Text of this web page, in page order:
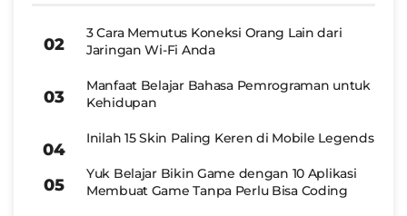
3 Cara Memutus Koneksi Orang Lain dari
Jaringan Wi-Fi Anda
Manfaat Belajar Bahasa Pemrograman untuk
Kehidupan
Inilah 15 Skin Paling Keren di Mobile Legends
Yuk Belajar Bikin Game dengan 10 Aplikasi
Membuat Game Tanpa Perlu Bisa Coding